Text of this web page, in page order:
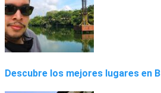
Descubre los mejores lugares en